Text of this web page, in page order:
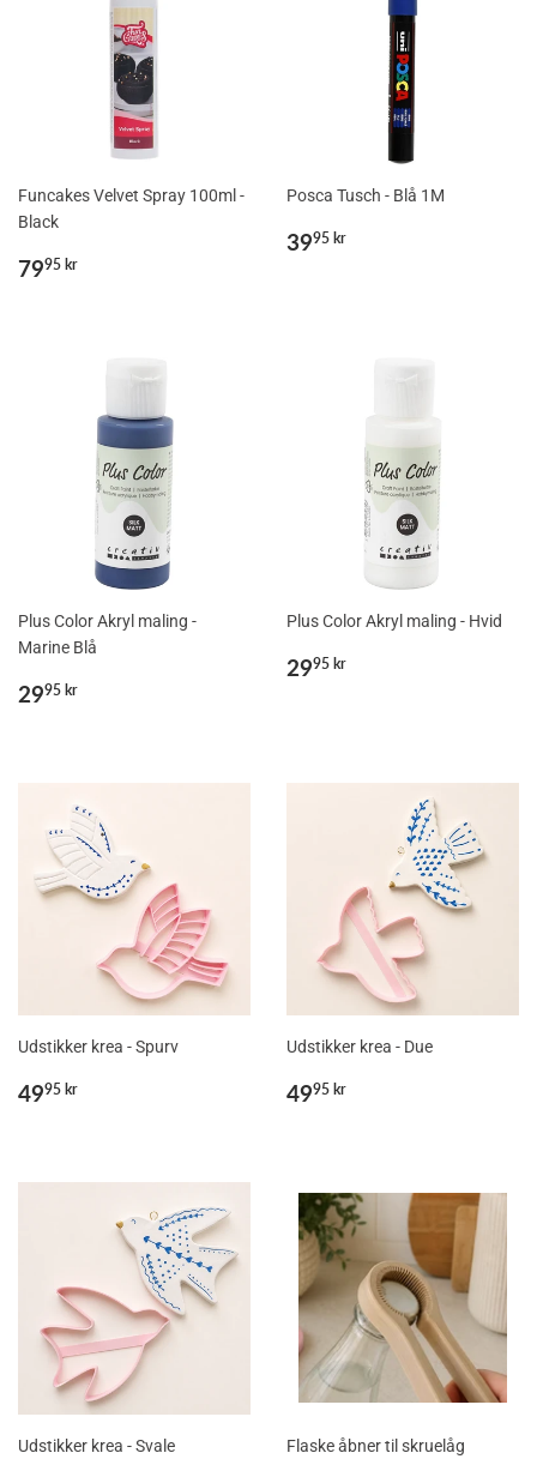
Funcakes Velvet Spray 100ml -
Black
Normalpris
7995 kr79,95
Posca Tusch - Blå 1M
Normalpris
3995 kr39,95
Plus Color Akryl maling -
Marine Blå
Normalpris
2995 kr29,95
Plus Color Akryl maling - Hvid
Normalpris
2995 kr29,95
Udstikker krea - Spurv
Normalpris
4995 kr49,95
Udstikker krea - Due
Normalpris
4995 kr49,95
Udstikker krea - Svale Flaske åbner til skruelåg